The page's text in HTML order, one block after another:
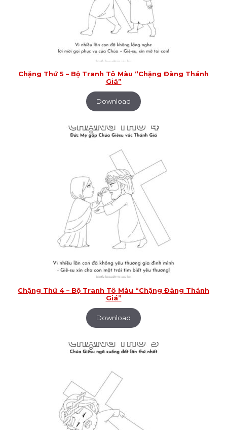
Chặng Thứ 5 – Bộ Tranh Tô Màu “Chặng Đàng Thánh
Giá”
Download
Chặng Thứ 4 – Bộ Tranh Tô Màu “Chặng Đàng Thánh
Giá”
Download